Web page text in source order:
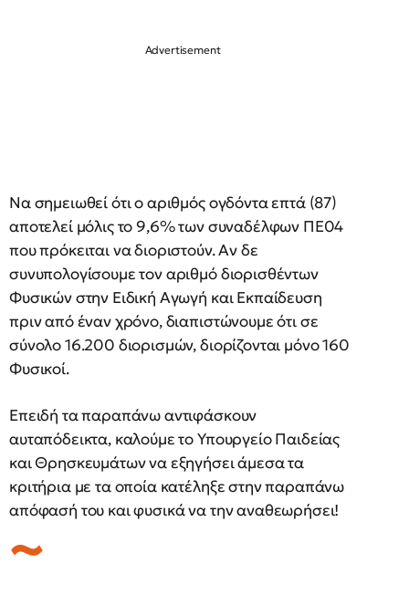
Να σημειωθεί ότι ο αριθμός ογδόντα επτά (87)
αποτελεί μόλις το 9,6% των συναδέλφων ΠΕ04
που πρόκειται να διοριστούν. Αν δε
συνυπολογίσουμε τον αριθμό διορισθέντων
Φυσικών στην Ειδική Αγωγή και Εκπαίδευση
πριν από έναν χρόνο, διαπιστώνουμε ότι σε
σύνολο 16.200 διορισμών, διορίζονται μόνο 160
Φυσικοί.
Επειδή τα παραπάνω αντιφάσκουν
αυταπόδεικτα, καλούμε το Υπουργείο Παιδείας
και Θρησκευμάτων να εξηγήσει άμεσα τα
κριτήρια με τα οποία κατέληξε στην παραπάνω
απόφασή του και φυσικά να την αναθεωρήσει!